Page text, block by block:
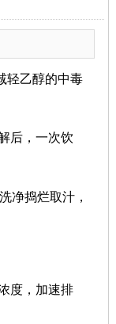
轻乙醇的中毒
后，一次饮
净捣烂取汁，
度，加速排